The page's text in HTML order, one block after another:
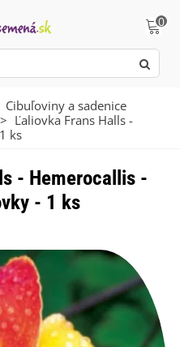
0
Cibuľoviny a sadenice
> Ľaliovka Frans Halls -
ks
- Hemerocallis -
- 1 ks